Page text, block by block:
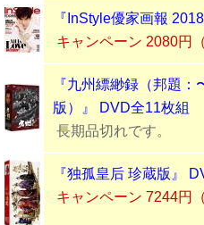
『InStyle優家画報
キャンペーン 2080円
『九州縹緲録（邦題
版）』 DVD全11枚組
長期品切れです。
『独孤皇后 珍蔵版』
キャンペーン 7244円